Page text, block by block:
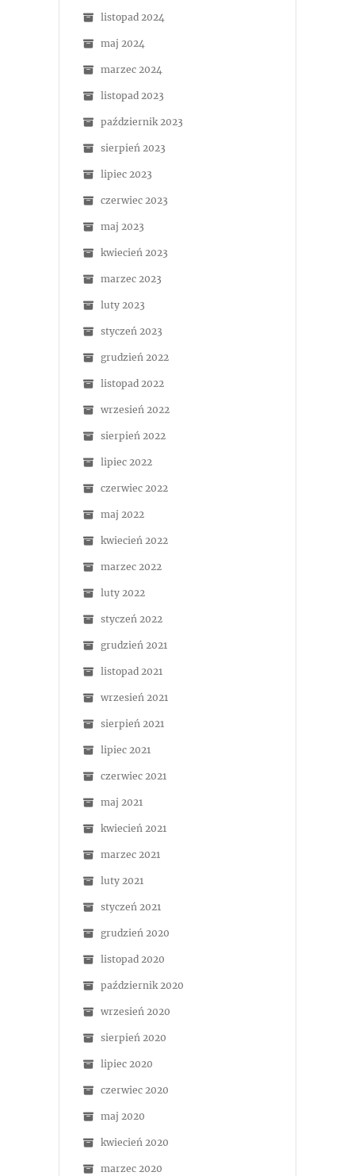
listopad 2024
maj 2024
marzec 2024
listopad 2023
październik 2023
sierpień 2023
lipiec 2023
czerwiec 2023
maj 2023
kwiecień 2023
marzec 2023
luty 2023
styczeń 2023
grudzień 2022
listopad 2022
wrzesień 2022
sierpień 2022
lipiec 2022
czerwiec 2022
maj 2022
kwiecień 2022
marzec 2022
luty 2022
styczeń 2022
grudzień 2021
listopad 2021
wrzesień 2021
sierpień 2021
lipiec 2021
czerwiec 2021
maj 2021
kwiecień 2021
marzec 2021
luty 2021
styczeń 2021
grudzień 2020
listopad 2020
październik 2020
wrzesień 2020
sierpień 2020
lipiec 2020
czerwiec 2020
maj 2020
kwiecień 2020
marzec 2020